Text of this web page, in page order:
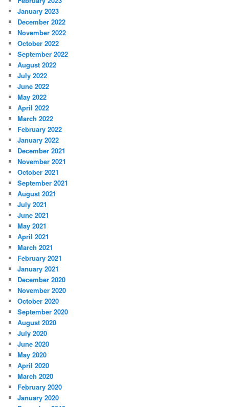
January 2023
December 2022
November 2022
October 2022
September 2022
August 2022
July 2022
June 2022
May 2022
April 2022
March 2022
February 2022
January 2022
December 2021
November 2021
October 2021
September 2021
August 2021
July 2021
June 2021
May 2021
April 2021
March 2021
February 2021
January 2021
December 2020
November 2020
October 2020
September 2020
August 2020
July 2020
June 2020
May 2020
April 2020
March 2020
February 2020
January 2020